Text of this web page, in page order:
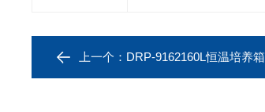
上一个： DRP-9162160L恒温培养箱